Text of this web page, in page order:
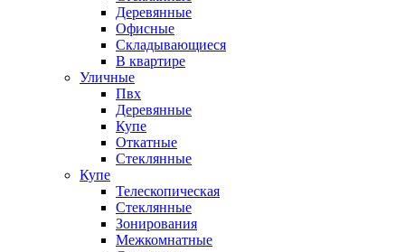
Деревянные
Офисные
Складывающиеся
В квартире
Уличные
Пвх
Деревянные
Купе
Откатные
Стеклянные
Купе
Телескопическая
Стеклянные
Зонирования
Межкомнатные